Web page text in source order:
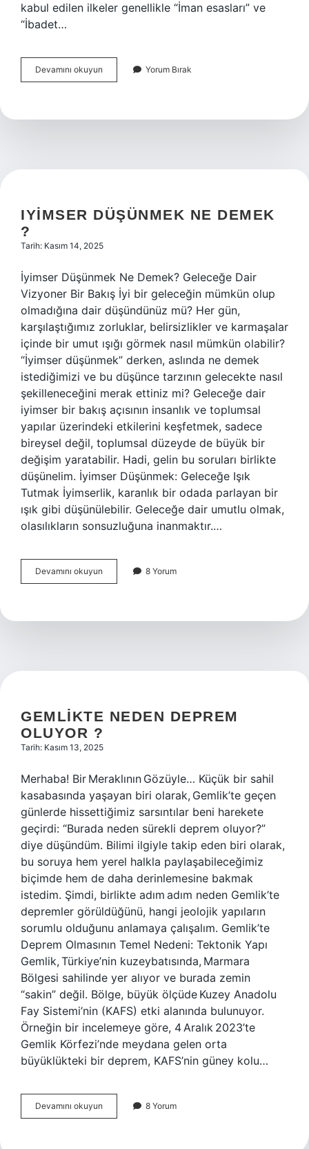
kabul edilen ilkeler genellikle “İman esasları” ve
“İbadet…
Devamını okuyun
dininin
nelerdir
Yorum Bırak
IYIMSER DÜŞÜNMEK NE DEMEK
?
Tarih: Kasım 14, 2025
İyimser Düşünmek Ne Demek? Geleceğe Dair
Vizyoner Bir Bakış İyi bir geleceğin mümkün olup
olmadığına dair düşündünüz mü? Her gün,
karşılaştığımız zorluklar, belirsizlikler ve karmaşalar
içinde bir umut ışığı görmek nasıl mümkün olabilir?
“İyimser düşünmek” derken, aslında ne demek
istediğimizi ve bu düşünce tarzının gelecekte nasıl
şekilleneceğini merak ettiniz mi? Geleceğe dair
iyimser bir bakış açısının insanlık ve toplumsal
yapılar üzerindeki etkilerini keşfetmek, sadece
bireysel değil, toplumsal düzeyde de büyük bir
değişim yaratabilir. Hadi, gelin bu soruları birlikte
düşünelim. İyimser Düşünmek: Geleceğe Işık
Tutmak İyimserlik, karanlık bir odada parlayan bir
ışık gibi düşünülebilir. Geleceğe dair umutlu olmak,
olasılıkların sonsuzluğuna inanmaktır.…
Devamını okuyun
düşünmek
?
8 Yorum
GEMLIKTE NEDEN DEPREM
OLUYOR ?
Tarih: Kasım 13, 2025
Merhaba! Bir Meraklının Gözüyle… Küçük bir sahil
kasabasında yaşayan biri olarak, Gemlik’te geçen
günlerde hissettiğimiz sarsıntılar beni harekete
geçirdi: “Burada neden sürekli deprem oluyor?”
diye düşündüm. Bilimi ilgiyle takip eden biri olarak,
bu soruya hem yerel halkla paylaşabileceğimiz
biçimde hem de daha derinlemesine bakmak
istedim. Şimdi, birlikte adım adım neden Gemlik’te
depremler görüldüğünü, hangi jeolojik yapıların
sorumlu olduğunu anlamaya çalışalım. Gemlik’te
Deprem Olmasının Temel Nedeni: Tektonik Yapı
Gemlik, Türkiye’nin kuzeybatısında, Marmara
Bölgesi sahilinde yer alıyor ve burada zemin
“sakin” değil. Bölge, büyük ölçüde Kuzey Anadolu
Fay Sistemi’nin (KAFS) etki alanında bulunuyor.
Örneğin bir incelemeye göre, 4 Aralık 2023’te
Gemlik Körfezi’nde meydana gelen orta
büyüklükteki bir deprem, KAFS’nin güney kolu…
Devamını okuyun Gemlikte
neden
8 Yorum